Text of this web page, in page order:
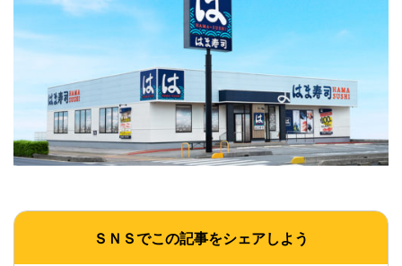
ＳＮＳでこの記事をシェアしよう